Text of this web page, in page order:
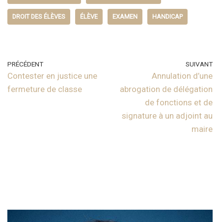
DROIT DES ÉLÈVES ÉLÈVE EXAMEN HANDICAP
PRÉCÉDENT
Contester en justice une
fermeture de classe
SUIVANT
Annulation d’une
abrogation de délégation
de fonctions et de
signature à un adjoint au
maire